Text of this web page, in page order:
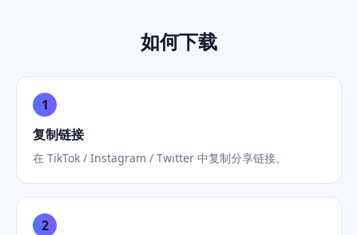
如何下载
1
复制链接
在 TikTok / Instagram / Twitter 中复制分享链接。
2